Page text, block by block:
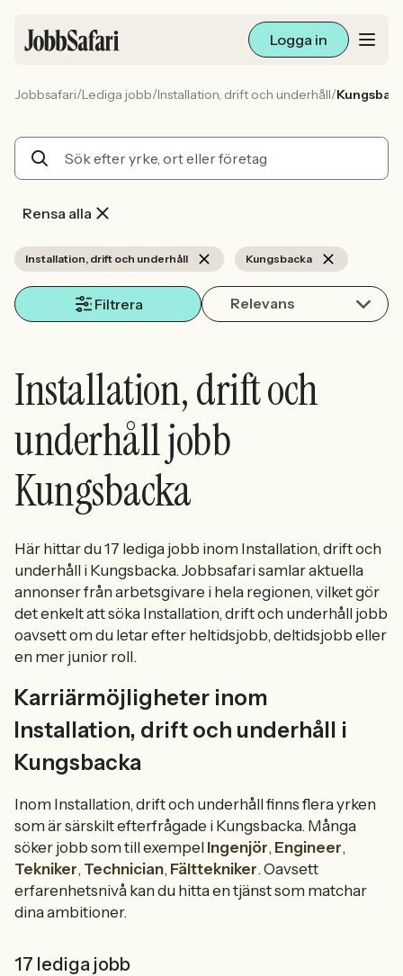
Logga in
Arbetsliv och karriär
Sök med AI
Jobbsafari/Lediga jobb/Installation, drift och underhåll/
Rensa alla
Installation, drift och underhåll Kungsbacka
Filtrera Relevans
Installation, drift och
underhåll jobb
Kungsbacka
Här hittar du 17 lediga jobb inom Installation, drift och
underhåll i Kungsbacka. Jobbsafari samlar aktuella
annonser från arbetsgivare i hela regionen, vilket gör
det enkelt att söka Installation, drift och underhåll jobb
oavsett om du letar efter heltidsjobb, deltidsjobb eller
en mer junior roll.
Karriärmöjligheter inom
Installation, drift och underhåll i
Kungsbacka
Inom Installation, drift och underhåll finns flera yrken
som är särskilt efterfrågade i Kungsbacka. Många
söker jobb som till exempel Ingenjör, Engineer,
Tekniker, Technician, Fälttekniker. Oavsett
erfarenhetsnivå kan du hitta en tjänst som matchar
dina ambitioner.
17 lediga jobb